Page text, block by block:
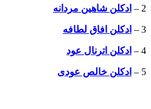
2 – ادکلن شاهین مردانه
3 – ادکلن افاق لطافه
4 – ادکلن اترنال عود
5 – ادکلن خالص عودی